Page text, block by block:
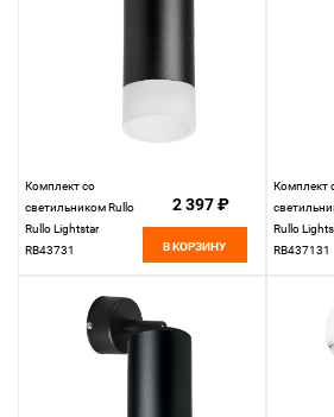
Комплект со
светильником Rullo
Rullo Lightstar
RB43731
2 397 ₽
В КОРЗИНУ
Комплект
Rullo
RB437131